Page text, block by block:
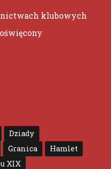
klubowych
Dziady
Granica
Hamlet
XIX